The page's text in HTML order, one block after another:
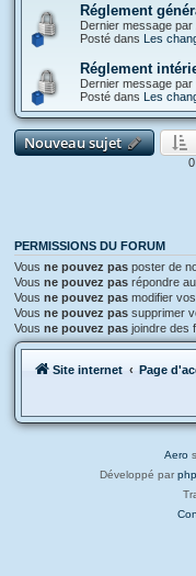
Réglement
Dernier message par
Posté dans Les
Réglement
Dernier message par
Posté dans Les
Nouveau sujet
PERMISSIONS DU FORUM
Vous ne pouvez pas poster de
Vous ne pouvez pas répondre
Vous ne pouvez pas modifier
Vous ne pouvez pas supprimer
Vous ne pouvez pas joindre des
Site internet Page
Aero
Développé par